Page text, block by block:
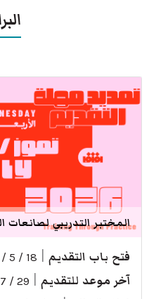
المختبر التدريبي لصانعات
فتح باب التقديم 18 / 5 / 2026
آخر موعد للتقديم 29 / 7 / 2026